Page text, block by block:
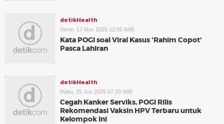
detikHealth
Senin, 17 Nov 2025 12:05 WIB
Kata POGI soal Viral Kasus 'Rahim Copot'
Pasca Lahiran
detikHealth
Rabu, 25 Jun 2025 07:33 WIB
Cegah Kanker Serviks, POGI Rilis
Rekomendasi Vaksin HPV Terbaru untuk
Kelompok Ini